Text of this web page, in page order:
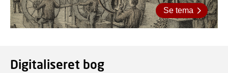
Se tema
Digitaliseret bog